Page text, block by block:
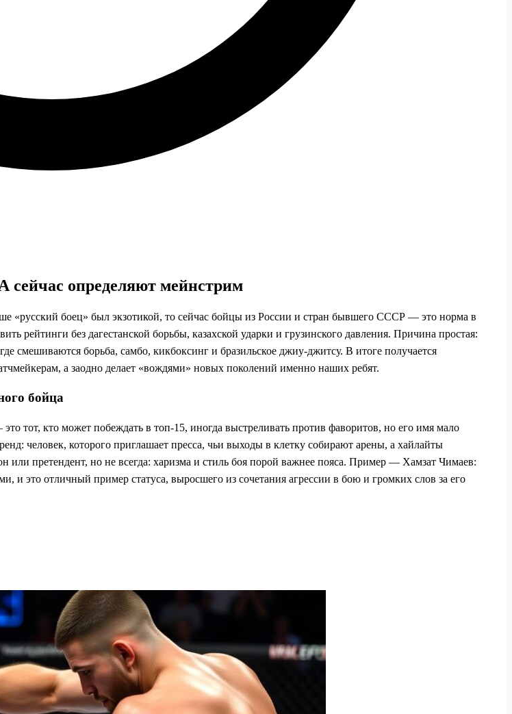
определяют мейнстрим
«русский боец» был экзотикой, то сейчас бойцы из России и стран бывшего СССР — это норма в
рейтинги без дагестанской борьбы, казахской ударки и грузинского давления. Причина простая:
смешиваются борьба, самбо, кикбоксинг и бразильское джиу-джитсу. В итоге получается
а заодно делает «вождями» новых поколений именно наших ребят.
бойца
тот, кто может побеждать в топ-15, иногда выстреливать против фаворитов, но его имя мало
человек, которого приглашает пресса, чьи выходы в клетку собирают арены, а хайлайты
претендент, но не всегда: харизма и стиль боя порой важнее пояса. Пример — Хамзат Чимаев:
и это отличный пример статуса, выросшего из сочетания агрессии в бою и громких слов за его